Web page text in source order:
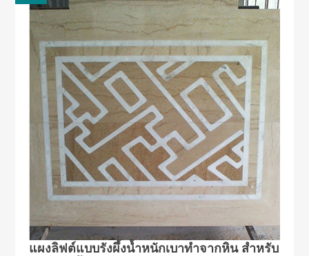
แผงลิฟต์แบบรังผึ้งน้ำหนักเบาทำจากหิน สำหรับ